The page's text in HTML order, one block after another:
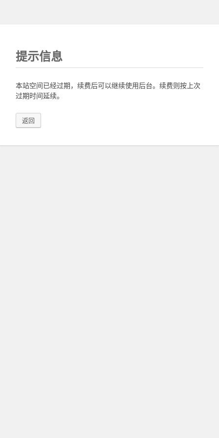
提示信息
本站空间已经过期，续费后可以继续使用后台。续费则按上次
过期时间延续。
返回